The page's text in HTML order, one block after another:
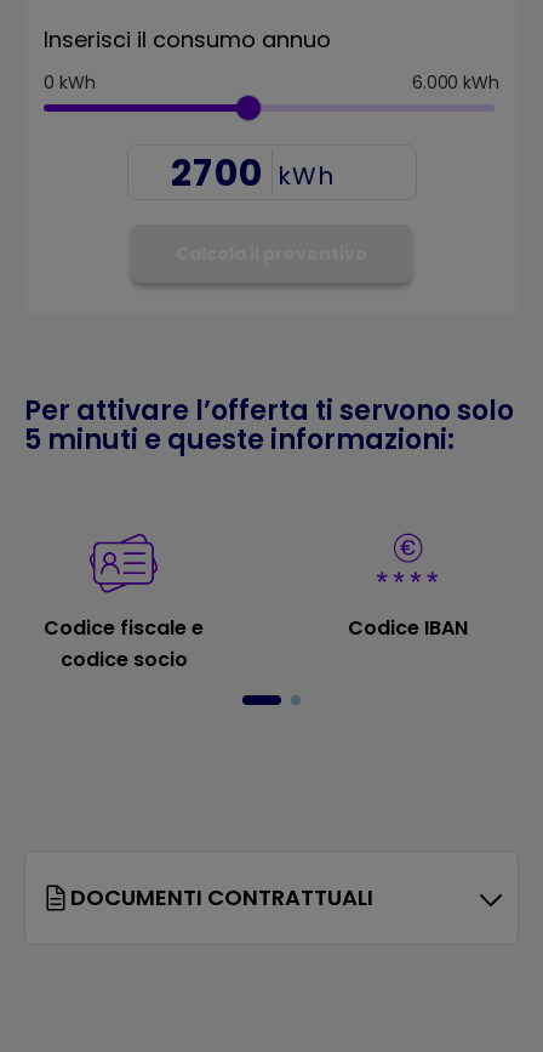
Inserisci il consumo annuo
0 kWh 6.000 kWh
kWh
Per attivare l’offerta ti servono solo
5 minuti e queste informazioni:
Codice fiscale e
codice socio
Codice IBAN
DOCUMENTI CONTRATTUALI